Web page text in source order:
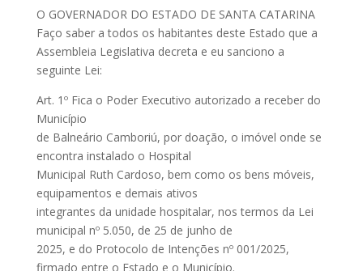
O GOVERNADOR DO ESTADO DE SANTA CATARINA
Faço saber a todos os habitantes deste Estado que a
Assembleia Legislativa decreta e eu sanciono a
seguinte Lei:
Art. 1º Fica o Poder Executivo autorizado a receber do
Município
de Balneário Camboriú, por doação, o imóvel onde se
encontra instalado o Hospital
Municipal Ruth Cardoso, bem como os bens móveis,
equipamentos e demais ativos
integrantes da unidade hospitalar, nos termos da Lei
municipal nº 5.050, de 25 de junho de
2025, e do Protocolo de Intenções nº 001/2025,
firmado entre o Estado e o Município.